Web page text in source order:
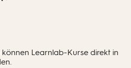
Learnlab-Kurse direkt in